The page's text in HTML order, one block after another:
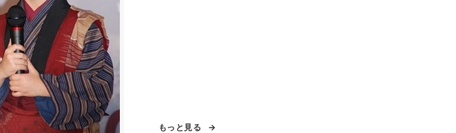
もっと見る